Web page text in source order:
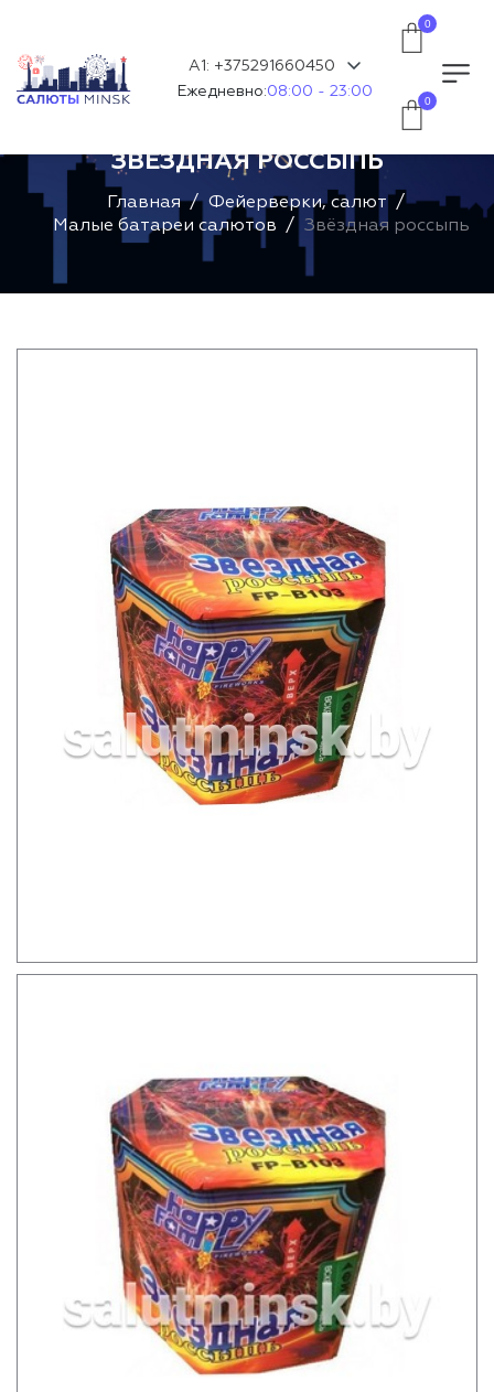
А1: +375291660450
Ежедневно:08:00 - 23:00
0
0
ЗВЁЗДНАЯ РОССЫПЬ
Главная
Фейерверки, салют
Малые батареи салютов
Звёздная россыпь